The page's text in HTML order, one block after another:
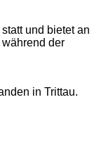
und bietet an
der
in Trittau.